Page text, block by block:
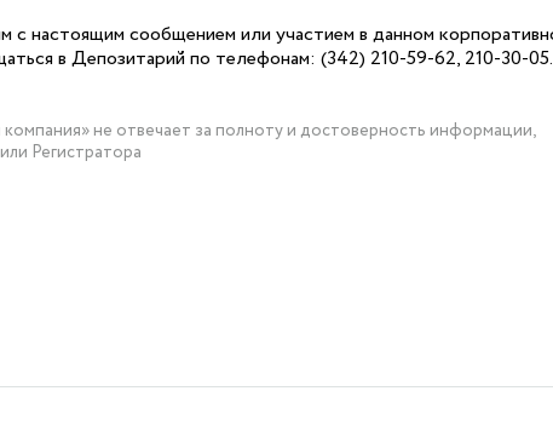
с настоящим сообщением или участием в данном
в Депозитарий по телефонам: (342) 210-59-62, 210-30-05.
не отвечает за полноту и достоверность информации,
Регистратора